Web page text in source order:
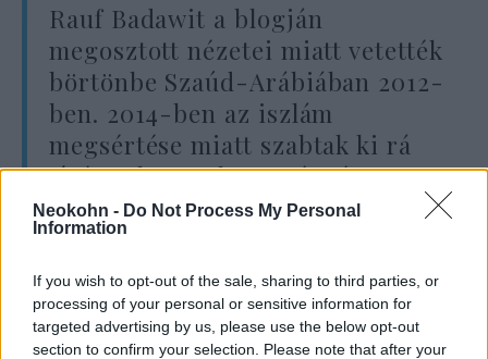
Neokohn - Do Not Process My Personal
Information
If you wish to opt-out of the sale, sharing to third parties, or
processing of your personal or sensitive information for
targeted advertising by us, please use the below opt-out
section to confirm your selection. Please note that after your
Rauf Badawit a blogján
megosztott nézetei miatt vetették
börtönbe Szaúd-Arábiában 2012-
ben. 2014-ben az iszlám
megsértése miatt szabtak ki rá
tízéves börtönbüntetést és 1000
botütést, melyet heti 50
botütésenként kellett volna
végrehajtani, ám a nemzetközi
tiltakozás miatt csak az első 50
botütést hajtották végre rajta.